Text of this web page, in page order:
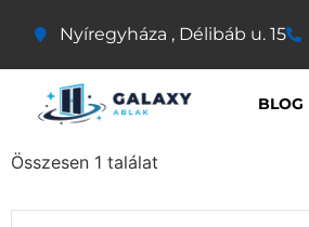
Nyíregyháza , Délibáb u. 15
BLOG
Összesen 1 találat